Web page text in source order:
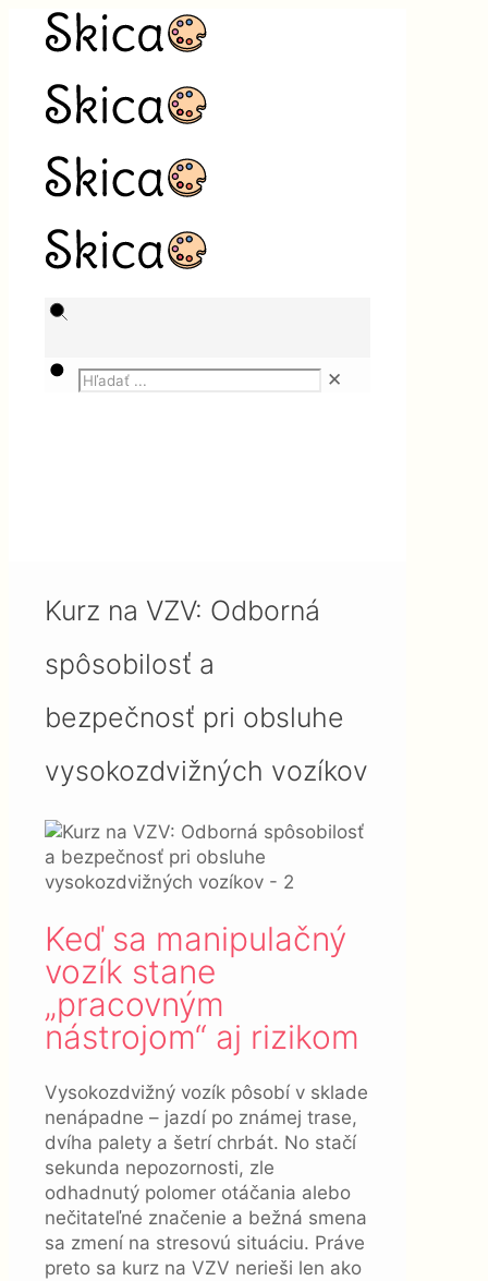
✕
Kurz na VZV: Odborná
spôsobilosť a
bezpečnosť pri obsluhe
vysokozdvižných vozíkov
Keď sa manipulačný
vozík stane
„pracovným
nástrojom“ aj rizikom
Vysokozdvižný vozík pôsobí v sklade
nenápadne – jazdí po známej trase,
dvíha palety a šetrí chrbát. No stačí
sekunda nepozornosti, zle
odhadnutý polomer otáčania alebo
nečitateľné značenie a bežná smena
sa zmení na stresovú situáciu. Práve
preto sa kurz na VZV nerieši len ako